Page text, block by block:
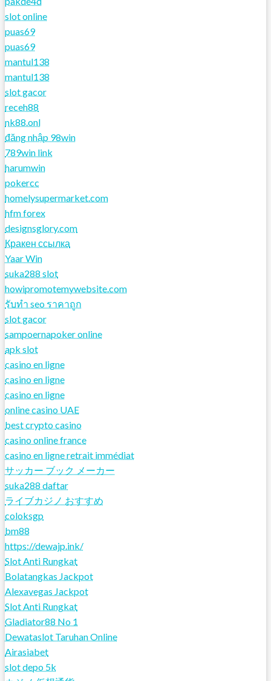
slot online
puas69
puas69
mantul138
mantul138
slot gacor
receh88
nk88.onl
đăng nhập 98win
789win link
harumwin
pokercc
homelysupermarket.com
hfm forex
designsglory.com
Кракен ссылка
Yaar Win
suka288 slot
howipromotemywebsite.com
รับทํา seo ราคาถูก
slot gacor
sampoernapoker online
apk slot
casino en ligne
casino en ligne
casino en ligne
online casino UAE
best crypto casino
casino online france
casino en ligne retrait immédiat
サッカー ブック メーカー
suka288 daftar
ライブカジノ おすすめ
coloksgp
bm88
https://dewajp.ink/
Slot Anti Rungkat
Bolatangkas Jackpot
Alexavegas Jackpot
Slot Anti Rungkat
Gladiator88 No 1
Dewataslot Taruhan Online
Airasiabet
slot depo 5k